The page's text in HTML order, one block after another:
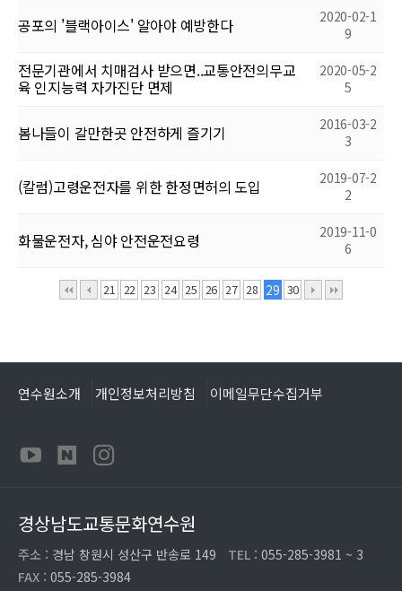
공포의 '블랙아이스' 알아야 예방한다
2020-02-1
9
전문기관에서 치매검사 받으면..교통안전의무교
육 인지능력 자가진단 면제
2020-05-2
5
봄나들이 갈만한곳 안전하게 즐기기
2016-03-2
3
(칼럼)고령운전자를 위한 한정면허의 도입
2019-07-2
2
화물운전자, 심야 안전운전요령
2019-11-0
6
21 22 23 24 25 26 27 28 29 30
연수원소개 개인정보처리방침 이메일무단수집거부
경상남도교통문화연수원
주소 : 경남 창원시 성산구 반송로 149 TEL : 055-285-3981 ~ 3
FAX : 055-285-3984